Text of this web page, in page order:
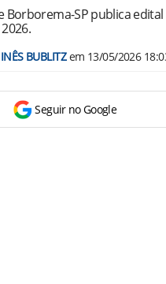
Borborema-SP publica
BUBLITZem 13/05/2026
Seguir no Google